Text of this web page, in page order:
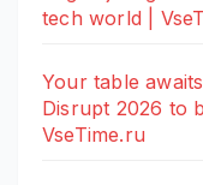
tech world |
Your table
Disrupt 2026 to
VseTime.ru